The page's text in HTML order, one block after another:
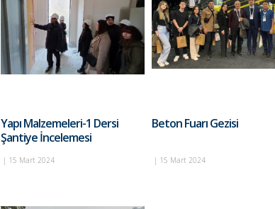
Yapı Malzemeleri-1 Dersi
Şantiye İncelemesi
| 15 Mart 2024
Beton Fuarı Gezisi
| 15 Mart 2024